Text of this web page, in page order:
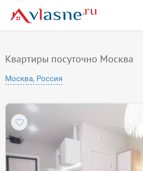
Квартиры посуточно Москва
Москва, Россия